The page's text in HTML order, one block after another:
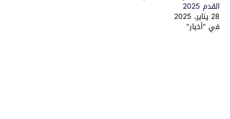
القدم 2025
28 يناير، 2025
في "أخبار"